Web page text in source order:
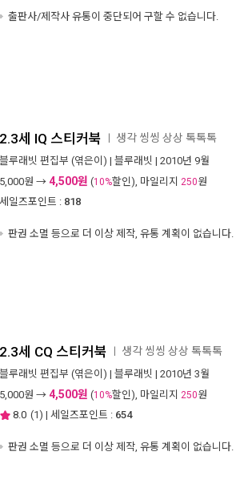
출판사/제작사 유통이 중단되어 구할 수 없습니다.
2.3세 IQ 스티커북 생각 씽씽 상상 톡톡톡
블루래빗 편집부 (엮은이) | 블루래빗 | 2010년 9월
5,000원 → 4,500원 (10%할인), 마일리지 250원
세일즈포인트 : 818
판권 소멸 등으로 더 이상 제작, 유통 계획이 없습니다.
2.3세 CQ 스티커북 생각 씽씽 상상 톡톡톡
블루래빗 편집부 (엮은이) | 블루래빗 | 2010년 3월
5,000원 → 4,500원 (10%할인), 마일리지 250원
8.0 (1) | 세일즈포인트 : 654
판권 소멸 등으로 더 이상 제작, 유통 계획이 없습니다.